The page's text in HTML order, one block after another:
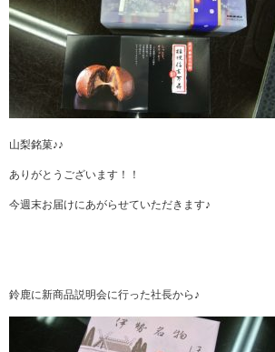
山梨銘菓♪♪
ありがとうございます！！
今週末お届けにあがらせていただきます♪
鈴鹿に新商品説明会に行った社長から♪